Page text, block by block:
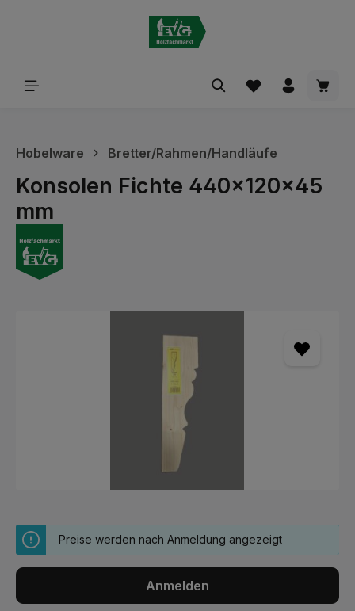
Hobelware Bretter/Rahmen/Handläufe
Konsolen Fichte 440x120x45
mm
Preise werden nach Anmeldung angezeigt
Anmelden